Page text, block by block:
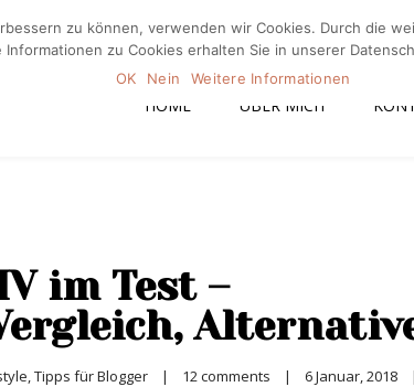
HOME ÜBER MICH
im Test –
, Tipps für Blogger | 12 comments | 6 Januar, 2018 |
zu können, verwenden wir Cookies. Durch die
Informationen zu Cookies erhalten Sie in unserer
OK
Nein Weitere Informationen